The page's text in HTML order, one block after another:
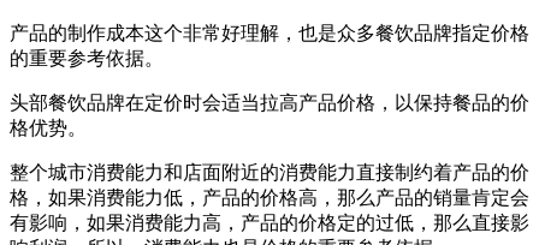
产品的制作成本这个非常好理解，也是众多餐饮品牌指定价格
的重要参考依据。
头部餐饮品牌在定价时会适当拉高产品价格，以保持餐品的价
格优势。
整个城市消费能力和店面附近的消费能力直接制约着产品的价
格，如果消费能力低，产品的价格高，那么产品的销量肯定会
有影响，如果消费能力高，产品的价格定的过低，那么直接影